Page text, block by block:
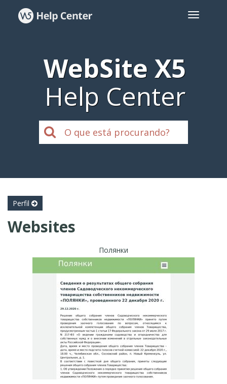
WebSite X5
Help Center
Perfil
Websites
Полянки